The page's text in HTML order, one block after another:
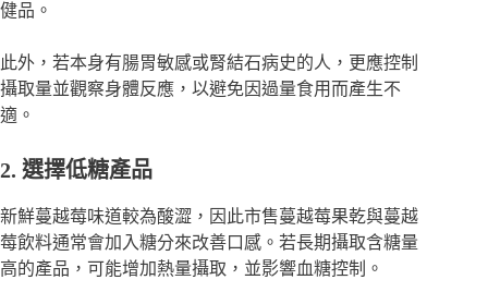
健品。
此外，若本身有腸胃敏感或腎結石病史的人，更應控制
攝取量並觀察身體反應，以避免因過量食用而產生不
適。
2. 選擇低糖產品
新鮮蔓越莓味道較為酸澀，因此市售蔓越莓果乾與蔓越
莓飲料通常會加入糖分來改善口感。若長期攝取含糖量
高的產品，可能增加熱量攝取，並影響血糖控制。